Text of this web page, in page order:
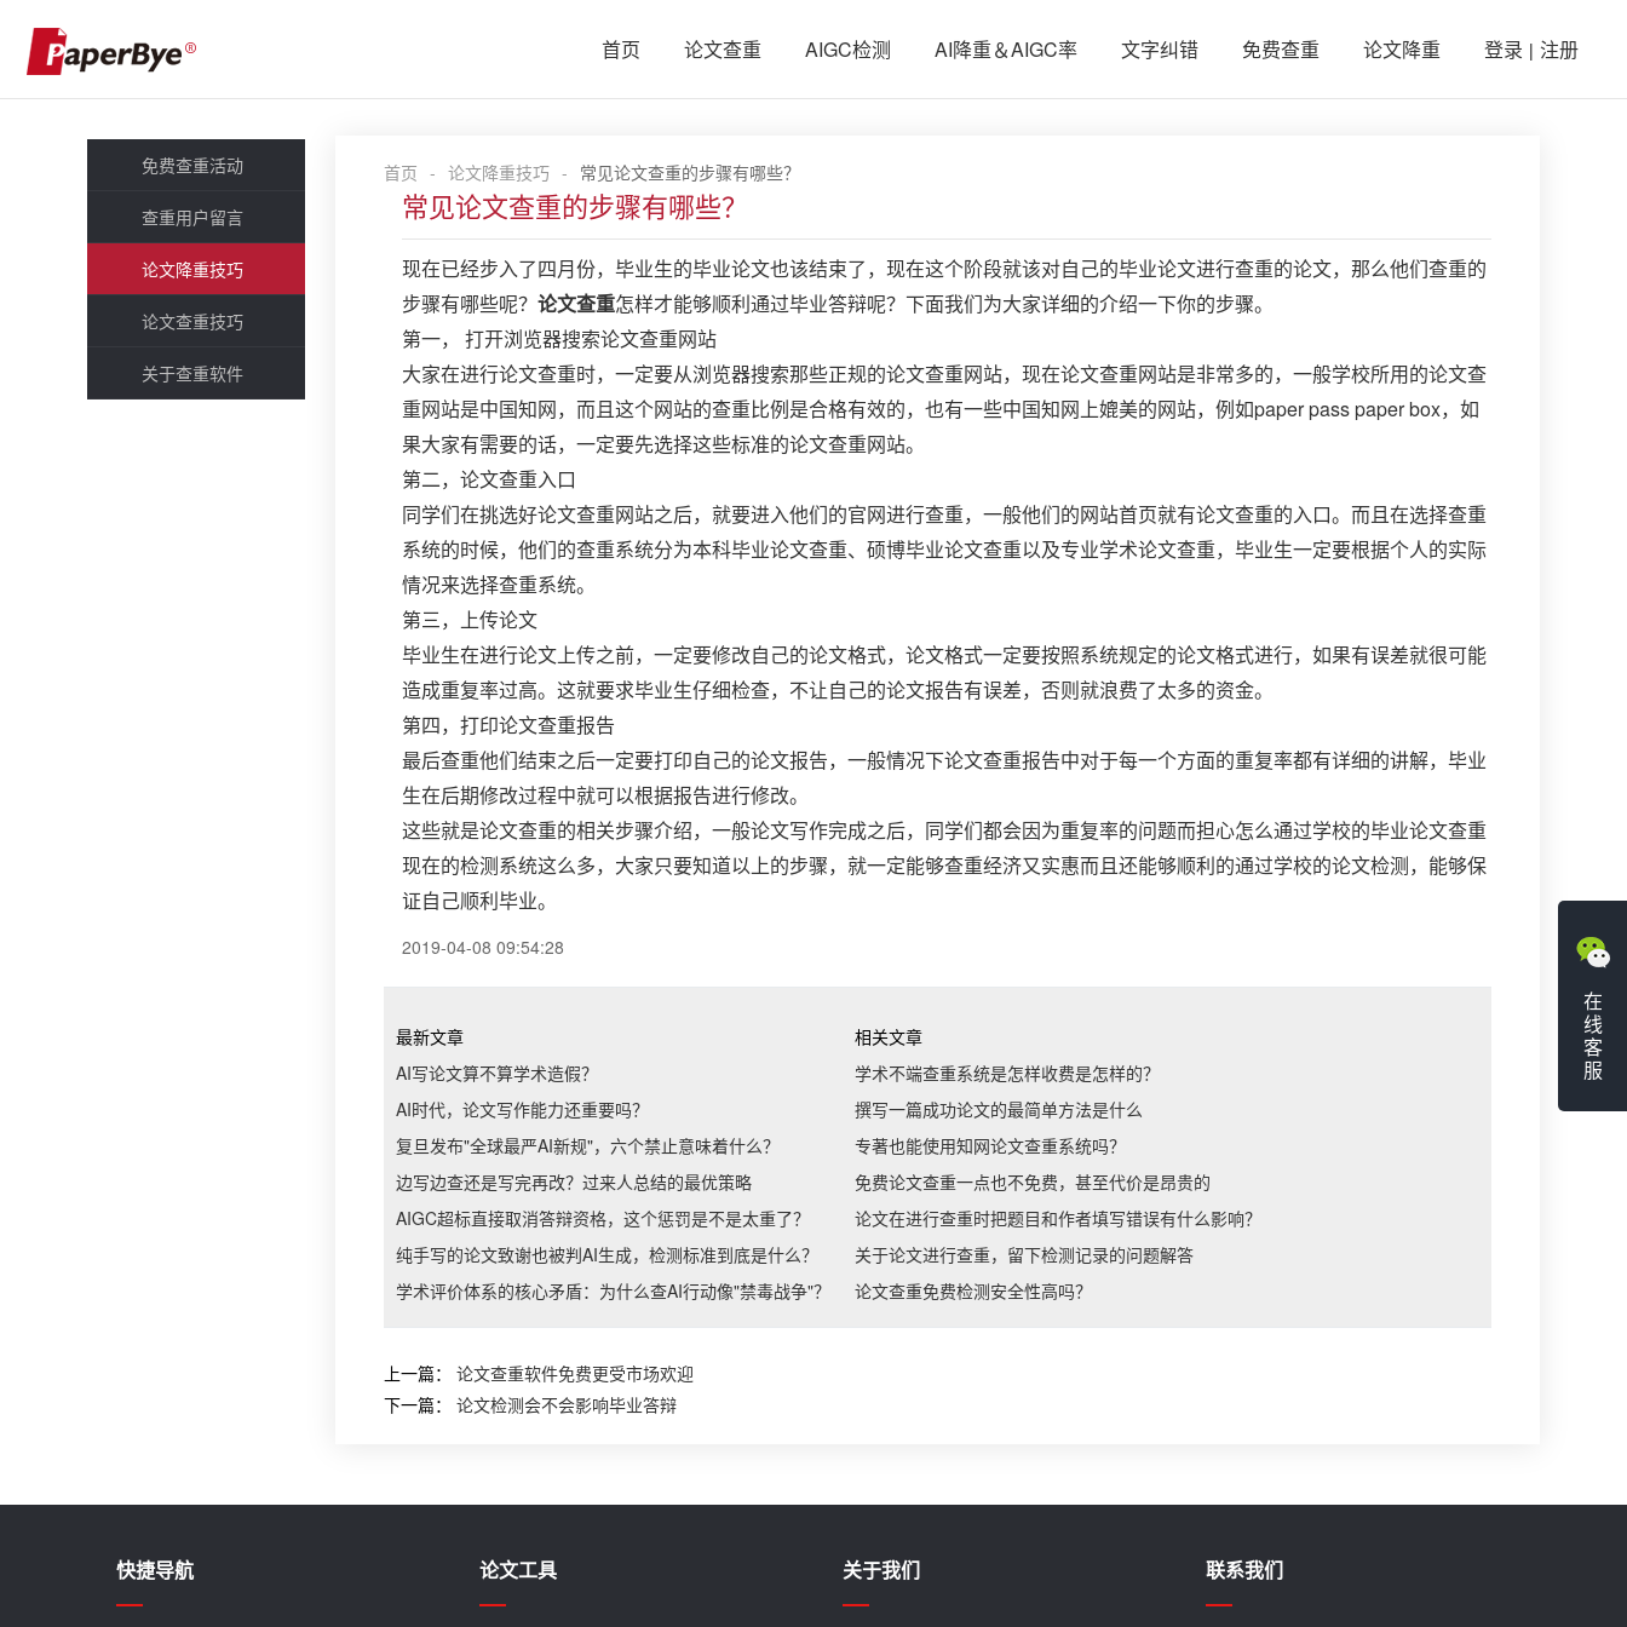
首页 论文查重 AIGC检测 AI降重＆AIGC率 文字纠错 免费查重 论文降重 登录 | 注册
免费查重活动
查重用户留言
论文降重技巧
论文查重技巧
关于查重软件
首页 - 论文降重技巧 - 常见论文查重的步骤有哪些？
常见论文查重的步骤有哪些？
现在已经步入了四月份，毕业生的毕业论文也该结束了，现在这个阶段就该对自己的毕业论文进行查重的论文，那么他们查重的
步骤有哪些呢？ 论文查重怎样才能够顺利通过毕业答辩呢？下面我们为大家详细的介绍一下你的步骤。
第一，
打开浏览器搜索论文查重网站
大家在进行论文查重时，一定要从浏览器搜索那些正规的论文查重网站，现在论文查重网站是非常多的，一般学校所用的论文查
重网站是中国知网，而且这个网站的查重比例是合格有效的，也有一些中国知网上媲美的网站，例如paper pass paper box，如
果大家有需要的话，一定要先选择这些标准的论文查重网站。
第二， 论文查重 入口
同学们在挑选好论文查重网站之后，就要进入他们的官网进行查重，一般他们的网站首页就有论文查重的入口。而且在选择查重
系统的时候，他们的查重系统分为本科毕业论文查重、硕博毕业论文查重以及专业学术论文查重，毕业生一定要根据个人的实际
情况来选择查重系统。
第三，上传论文
毕业生在进行论文上传之前，一定要修改自己的论文格式，论文格式一定要按照系统规定的论文格式进行，如果有误差就很可能
造成重复率过高。这就要求毕业生仔细检查，不让自己的论文报告有误差，否则就浪费了太多的资金。
第四，打印论文查重报告
最后查重他们结束之后一定要打印自己的论文报告，一般情况下论文查重报告中对于每一个方面的重复率都有详细的讲解，毕业
生在后期修改过程中就可以根据报告进行修改。
这些就是论文查重的相关步骤介绍，一般论文写作完成之后，同学们都会因为重复率的问题而担心怎么通过学校的毕业论文查重
现在的检测系统这么多，大家只要知道以上的步骤，就一定能够查重经济又实惠而且还能够顺利的通过学校的论文检测，能够保
证自己顺利毕业。
2019-04-08 09:54:28
最新文章
AI写论文算不算学术造假？
AI时代，论文写作能力还重要吗？
复旦发布"全球最严AI新规"，六个禁止意味着什么？
边写边查还是写完再改？过来人总结的最优策略
AIGC超标直接取消答辩资格，这个惩罚是不是太重了？
纯手写的论文致谢也被判AI生成，检测标准到底是什么？
学术评价体系的核心矛盾：为什么查AI行动像"禁毒战争"？
相关文章
学术不端查重系统是怎样收费是怎样的？
撰写一篇成功论文的最简单方法是什么
专著也能使用知网论文查重系统吗？
免费论文查重一点也不免费，甚至代价是昂贵的
论文在进行查重时把题目和作者填写错误有什么影响？
关于论文进行查重，留下检测记录的问题解答
论文查重免费检测安全性高吗？
上一篇： 论文查重软件免费更受市场欢迎
下一篇： 论文检测会不会影响毕业答辩
在
线
客
服
快捷导航 论文工具 关于我们 联系我们